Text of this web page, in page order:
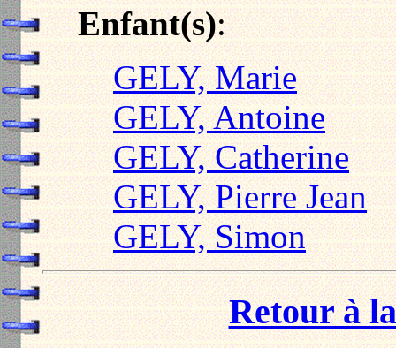
Enfant(s):
GELY, Marie
GELY, Antoine
GELY, Catherine
GELY, Pierre Jean
GELY, Simon
Retour à